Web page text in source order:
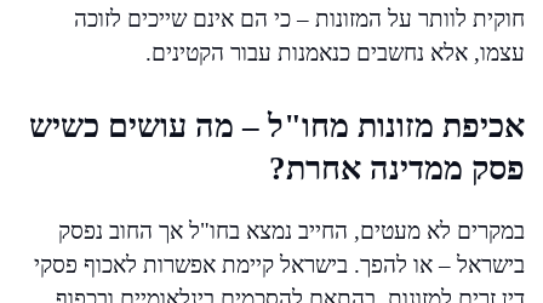
חוקית לוותר על המזונות – כי הם אינם שייכים לזוכה
עצמו, אלא נחשבים כנאמנות עבור הקטינים.
אכיפת מזונות מחו"ל – מה עושים כשיש
פסק ממדינה אחרת?
במקרים לא מעטים, החייב נמצא בחו"ל אך החוב נפסק
בישראל – או להפך. בישראל קיימת אפשרות לאכוף פסקי